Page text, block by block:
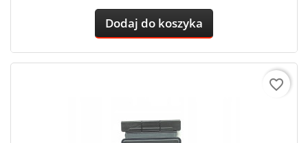
Dodaj do koszyka
favorite_border